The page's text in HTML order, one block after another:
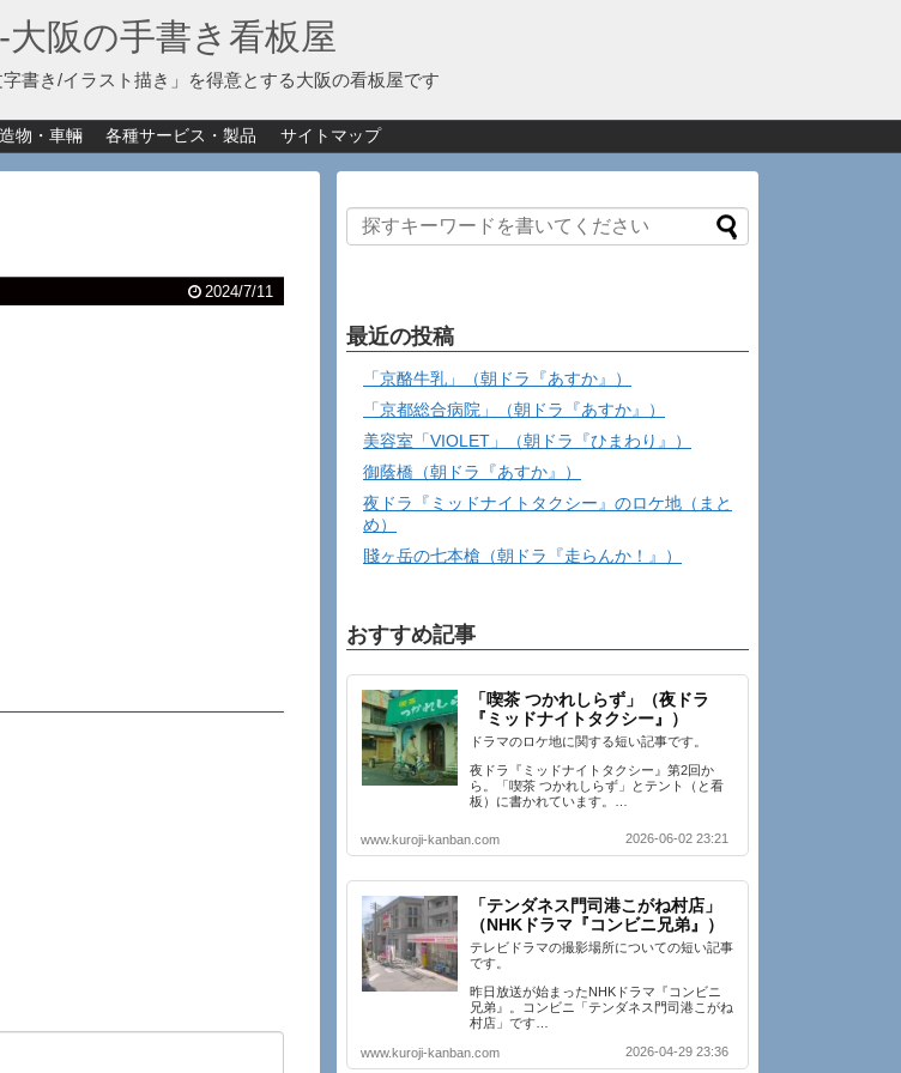
大阪の手書き看板屋
字書き/イラスト描き」を得意とする大阪の看板屋です
物・車輛 各種サービス・製品 サイトマップ
2024/7/11
最近の投稿
「京酪牛乳」（朝ドラ『あすか』）
「京都総合病院」（朝ドラ『あすか』）
美容室「VIOLET」（朝ドラ『ひまわり』）
御蔭橋（朝ドラ『あすか』）
夜ドラ『ミッドナイトタクシー』のロケ地（まと
め）
賤ヶ岳の七本槍（朝ドラ『走らんか！』）
おすすめ記事
「喫茶 つかれしらず」（夜ドラ
『ミッドナイトタクシー』）
ドラマのロケ地に関する短い記事です。
夜ドラ『ミッドナイトタクシー』第2回か
ら。「喫茶 つかれしらず」とテント（と看
板）に書かれています。…
www.kuroji-kanban.com 2026-06-02 23:21
「テンダネス門司港こがね村店」
（NHKドラマ『コンビニ兄弟』）
テレビドラマの撮影場所についての短い記事
です。
昨日放送が始まったNHKドラマ『コンビニ
兄弟』。コンビニ「テンダネス門司港こがね
村店」です…
www.kuroji-kanban.com 2026-04-29 23:36